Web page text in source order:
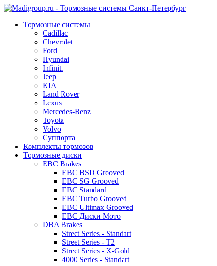
Тормозные системы
Cadillac
Chevrolet
Ford
Hyundai
Infiniti
Jeep
KIA
Land Rover
Lexus
Mercedes-Benz
Toyota
Volvo
Суппорта
Комплекты тормозов
Тормозные диски
EBC Brakes
EBC BSD Grooved
EBC SG Grooved
EBC Standard
EBC Turbo Grooved
EBC Ultimax Grooved
EBC Диски Мото
DBA Brakes
Street Series - Standart
Street Series - T2
Street Series - X-Gold
4000 Series - Standart